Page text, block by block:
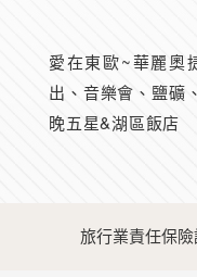
愛在東歐~華麗奧
出、音樂會、鹽礦
晚五星&湖區飯店
旅行業責任保險